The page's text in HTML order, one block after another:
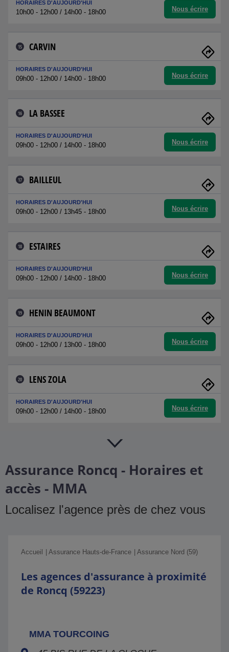
HORAIRES D'AUJOURD'HUI
10h00 - 12h00 / 14h00 - 18h00 Nous écrire
15 CARVIN
HORAIRES D'AUJOURD'HUI
09h00 - 12h00 / 14h00 - 18h00 Nous écrire
16 LA BASSEE
HORAIRES D'AUJOURD'HUI
09h00 - 12h00 / 14h00 - 18h00 Nous écrire
17 BAILLEUL
HORAIRES D'AUJOURD'HUI
09h00 - 12h00 / 13h45 - 18h00 Nous écrire
18 ESTAIRES
HORAIRES D'AUJOURD'HUI
09h00 - 12h00 / 14h00 - 18h00 Nous écrire
19 HENIN BEAUMONT
HORAIRES D'AUJOURD'HUI
09h00 - 12h00 / 13h00 - 18h00 Nous écrire
20 LENS ZOLA
HORAIRES D'AUJOURD'HUI
09h00 - 12h00 / 14h00 - 18h00 Nous écrire
Assurance Roncq - Horaires et
accès - MMA
Localisez l'agence près de chez vous
Accueil Assurance Hauts-de-France Assurance Nord (59)
Les agences d'assurance à proximité
de Roncq (59223)
MMA TOURCOING